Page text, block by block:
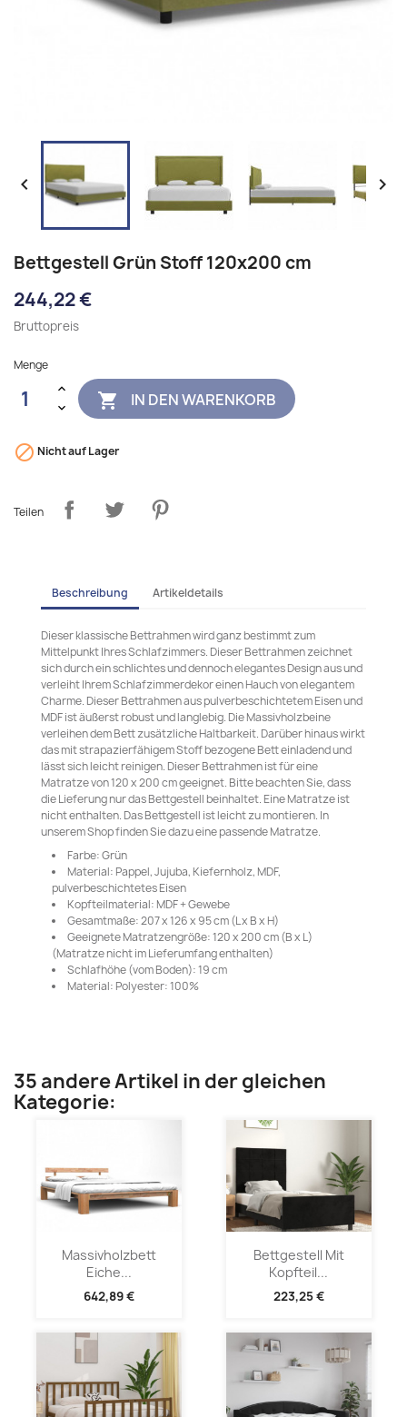
 
Bettgestell Grün Stoff 120x200 cm
244,22 €
Bruttopreis
Menge
 IN DEN WARENKORB
 Nicht auf Lager
Teilen
Beschreibung Artikeldetails
Dieser klassische Bettrahmen wird ganz bestimmt zum
Mittelpunkt Ihres Schlafzimmers. Dieser Bettrahmen zeichnet
sich durch ein schlichtes und dennoch elegantes Design aus und
verleiht Ihrem Schlafzimmerdekor einen Hauch von elegantem
Charme. Dieser Bettrahmen aus pulverbeschichtetem Eisen und
MDF ist äußerst robust und langlebig. Die Massivholzbeine
verleihen dem Bett zusätzliche Haltbarkeit. Darüber hinaus wirkt
das mit strapazierfähigem Stoff bezogene Bett einladend und
lässt sich leicht reinigen. Dieser Bettrahmen ist für eine
Matratze von 120 x 200 cm geeignet. Bitte beachten Sie, dass
die Lieferung nur das Bettgestell beinhaltet. Eine Matratze ist
nicht enthalten. Das Bettgestell ist leicht zu montieren. In
unserem Shop finden Sie dazu eine passende Matratze.
Farbe: Grün
Material: Pappel, Jujuba, Kiefernholz, MDF,
pulverbeschichtetes Eisen
Kopfteilmaterial: MDF + Gewebe
Gesamtmaße: 207 x 126 x 95 cm (L x B x H)
Geeignete Matratzengröße: 120 x 200 cm (B x L)
(Matratze nicht im Lieferumfang enthalten)
Schlafhöhe (vom Boden): 19 cm
Material: Polyester: 100%
35 andere Artikel in der gleichen
Kategorie:
Massivholzbett
Eiche...
642,89 €
Bettgestell Mit
Kopfteil...
223,25 €